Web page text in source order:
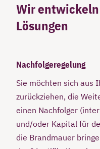
Wir
Lösungen
Nachfolgeregelung
Sie möchten sich aus
zurückziehen, die
einen Nachfolger
und/oder Kapital für
die Brandmauer